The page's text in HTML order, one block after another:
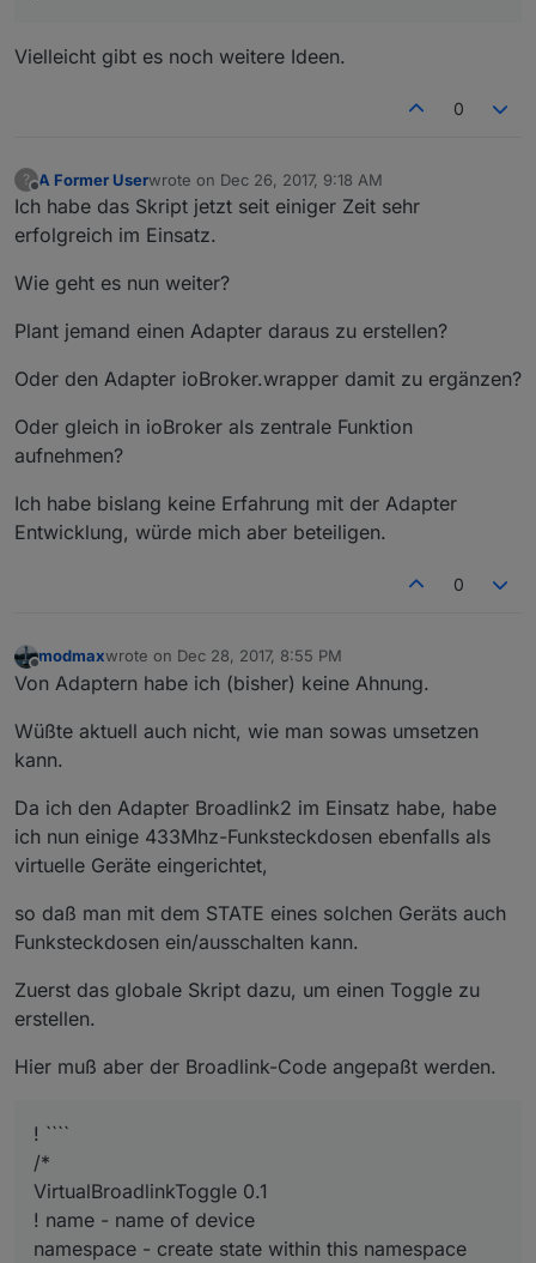
read: {
                delay:
800
            }
        }
}
return new VirtualDevice(config
Vielleicht gibt es noch weitere Ideen.
0
?
Offline
A Former Userwrote on Dec 26, 2017, 9:18 AM
last edited by
Ich habe das Skript jetzt seit einiger Zeit sehr
erfolgreich im Einsatz.
Wie geht es nun weiter?
Plant jemand einen Adapter daraus zu erstellen?
Oder den Adapter ioBroker.wrapper damit zu ergänzen?
Oder gleich in ioBroker als zentrale Funktion
aufnehmen?
Ich habe bislang keine Erfahrung mit der Adapter
Entwicklung, würde mich aber beteiligen.
0
Offline
modmaxwrote on Dec 28, 2017, 8:55 PM
last edited by
Von Adaptern habe ich (bisher) keine Ahnung.
Wüßte aktuell auch nicht, wie man sowas umsetzen
kann.
Da ich den Adapter Broadlink2 im Einsatz habe, habe
ich nun einige 433Mhz-Funksteckdosen ebenfalls als
virtuelle Geräte eingerichtet,
so daß man mit dem STATE eines solchen Geräts auch
Funksteckdosen ein/ausschalten kann.
Zuerst das globale Skript dazu, um einen Toggle zu
erstellen.
Hier muß aber der Broadlink-Code angepaßt werden.
! ````
/*
VirtualBroadlinkToggle 0.1
! name - name of device
namespace - create state within this namespace